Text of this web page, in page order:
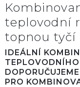
teplovodní
topnou tyčí
IDEÁLNÍ
PRO